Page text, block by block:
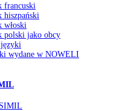
francuski
hiszpański
włoski
polski jako obcy
wydane w NOWELI